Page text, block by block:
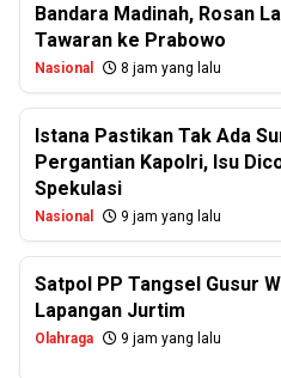
Bandara Madinah, Rosan
Tawaran ke Prabowo
Nasional 8 jam yang lalu
Istana Pastikan Tak Ada
Pergantian Kapolri, Isu
Spekulasi
Nasional 9 jam yang lalu
Satpol PP Tangsel Gusur
Lapangan Jurtim
Olahraga 9 jam yang lalu